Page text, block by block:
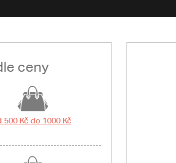
ceny
500 Kč do 1000 Kč